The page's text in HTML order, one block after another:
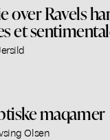
over Ravels
et
maqamer
Olsen